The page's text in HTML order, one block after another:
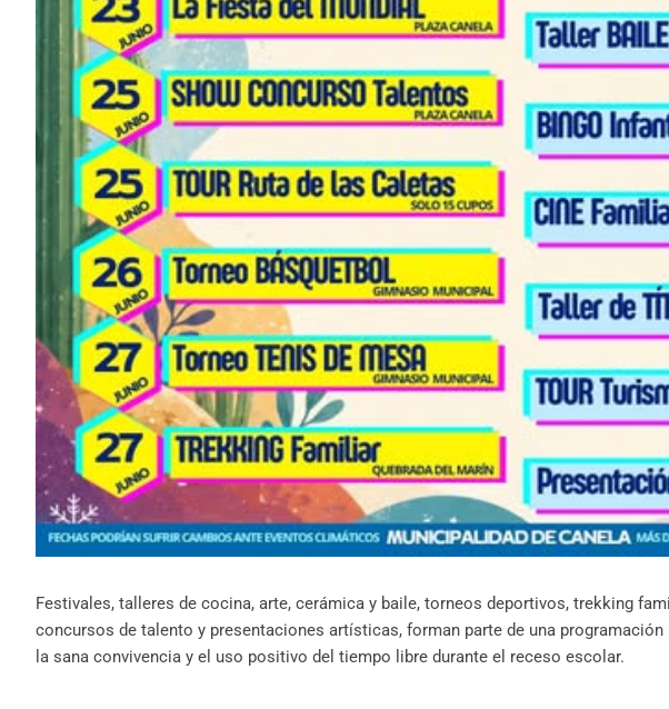
Festivales, talleres de cocina, arte, cerámica y baile, torneos deportivos, trekking
concursos de talento y presentaciones artísticas, forman parte de una
la sana convivencia y el uso positivo del tiempo libre durante el receso escolar.